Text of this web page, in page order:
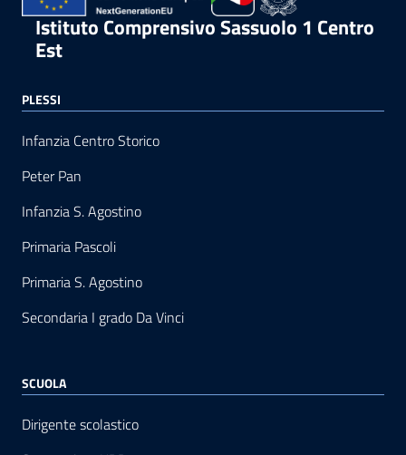
Istituto Comprensivo Sassuolo 1 Centro
Est
PLESSI
Infanzia Centro Storico
Peter Pan
Infanzia S. Agostino
Primaria Pascoli
Primaria S. Agostino
Secondaria I grado Da Vinci
SCUOLA
Dirigente scolastico